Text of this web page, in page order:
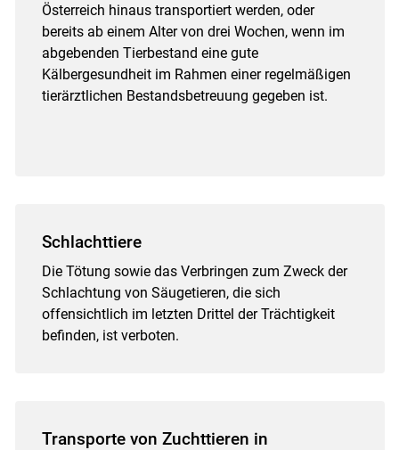
Österreich hinaus transportiert werden, oder
bereits ab einem Alter von drei Wochen, wenn im
abgebenden Tierbestand eine gute
Kälbergesundheit im Rahmen einer regelmäßigen
tierärztlichen Bestandsbetreuung gegeben ist.
Schlachttiere
Die Tötung sowie das Verbringen zum Zweck der
Schlachtung von Säugetieren, die sich
offensichtlich im letzten Drittel der Trächtigkeit
befinden, ist verboten.
Transporte von Zuchttieren in